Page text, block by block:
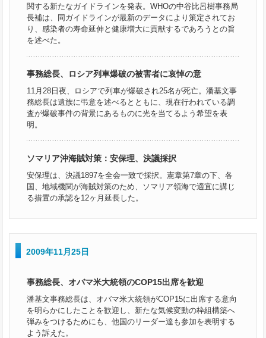
関する新たなガイドラインを発表。WHOの中谷比呂樹事務局
長補は、同ガイドラインが最新のデータにより策定されてお
り、感染者の寿命延伸と健康増大に貢献するであろうとの旨
を述べた。
事務総長、ロシア列車爆破の被害者に哀悼の意
11月28日夜、ロシアで列車が爆破され25名が死亡。潘基文事
務総長は遺族に弔意を述べるとともに、現在行われている調
査が爆破事件の背景にあるものに光を当てるよう希望を表
明。
ソマリア沖海賊対策：安保理、決議採択
安保理は、決議1897を全会一致で採択。憲章第7章の下、各
国、地域機関が海賊対策のため、ソマリア領海で適宜に講じ
る措置の承認を12ヶ月延長した。
2009年11月25日
事務総長、オバマ米大統領のCOP15出席を歓迎
潘基文事務総長は、オバマ米大統領がCOP15に出席する意向
を明らかにしたことを歓迎し、新たな気候変動の枠組構築へ
弾みをつけるためにも、他国のリーダー達も参加を表明する
よう訴えた。